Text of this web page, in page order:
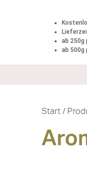
ab 250g
ab 500g
Start /